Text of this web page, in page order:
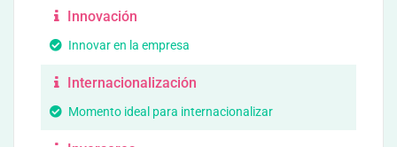
Innovación
Innovar en la empresa
Internacionalización
Momento ideal para internacionalizar